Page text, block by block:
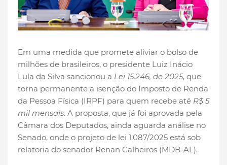
Em uma medida que promete aliviar o bolso de
milhões de brasileiros, o presidente Luiz Inácio
Lula da Silva sancionou a Lei 15.246, de 2025, que
torna permanente a isenção do Imposto de Renda
da Pessoa Física (IRPF) para quem recebe até R$ 5
mil mensais. A proposta, que já foi aprovada pela
Câmara dos Deputados, ainda aguarda análise no
Senado, onde o projeto de lei 1.087/2025 está sob
relatoria do senador Renan Calheiros (MDB-AL).